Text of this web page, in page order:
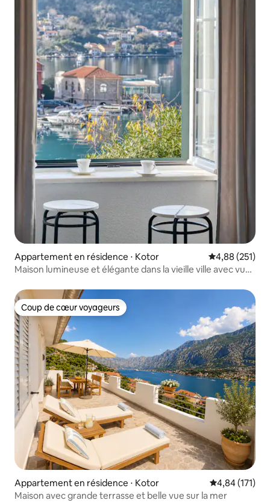
Appartement en résidence ⋅ Kotor Évaluation
4,88 (251)
Maison lumineuse et élégante dans la vieille ville avec vue
Coup de cœur voyageurs
Coup de cœur voyageurs
Appartement en résidence ⋅ Kotor Évaluation
4,84 (171)
Maison avec grande terrasse et belle vue sur la mer